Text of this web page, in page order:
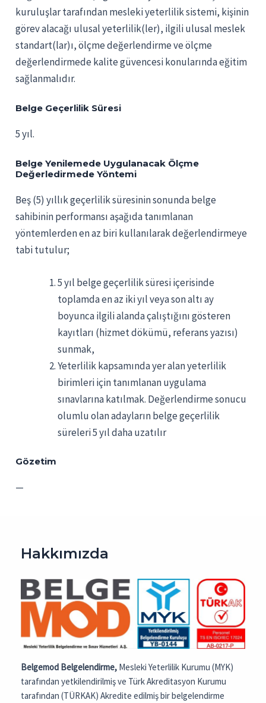
kuruluşlar tarafından mesleki yeterlilik sistemi, kişinin
görev alacağı ulusal yeterlilik(ler), ilgili ulusal meslek
standart(lar)ı, ölçme değerlendirme ve ölçme
değerlendirmede kalite güvencesi konularında eğitim
sağlanmalıdır.
Belge Geçerlilik Süresi
5 yıl.
Belge Yenilemede Uygulanacak Ölçme
Değerledirmede Yöntemi
Beş (5) yıllık geçerlilik süresinin sonunda belge
sahibinin performansı aşağıda tanımlanan
yöntemlerden en az biri kullanılarak değerlendirmeye
tabi tutulur;
5 yıl belge geçerlilik süresi içerisinde
toplamda en az iki yıl veya son altı ay
boyunca ilgili alanda çalıştığını gösteren
kayıtları (hizmet dökümü, referans yazısı)
sunmak,
Yeterlilik kapsamında yer alan yeterlilik
birimleri için tanımlanan uygulama
sınavlarına katılmak. Değerlendirme sonucu
olumlu olan adayların belge geçerlilik
süreleri 5 yıl daha uzatılır
Gözetim
—
Hakkımızda
Belgemod Belgelendirme, Mesleki Yeterlilik Kurumu (MYK)
tarafından yetkilendirilmiş ve Türk Akreditasyon Kurumu
tarafından (TÜRKAK) Akredite edilmiş bir belgelendirme